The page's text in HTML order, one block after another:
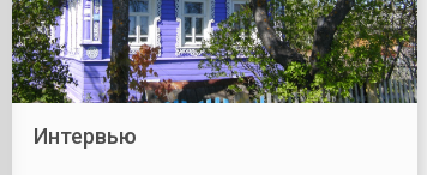
Интервью